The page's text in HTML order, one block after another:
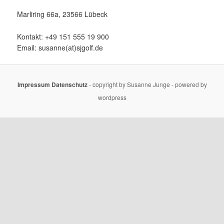
Marliring 66a, 23566 Lübeck
Kontakt: +49 151 555 19 900
Email: susanne(at)sjgolf.de
Impressum Datenschutz- copyright by Susanne Junge - powered by
wordpress